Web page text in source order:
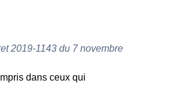
2019-1143 du 7 novembre
dans ceux qui